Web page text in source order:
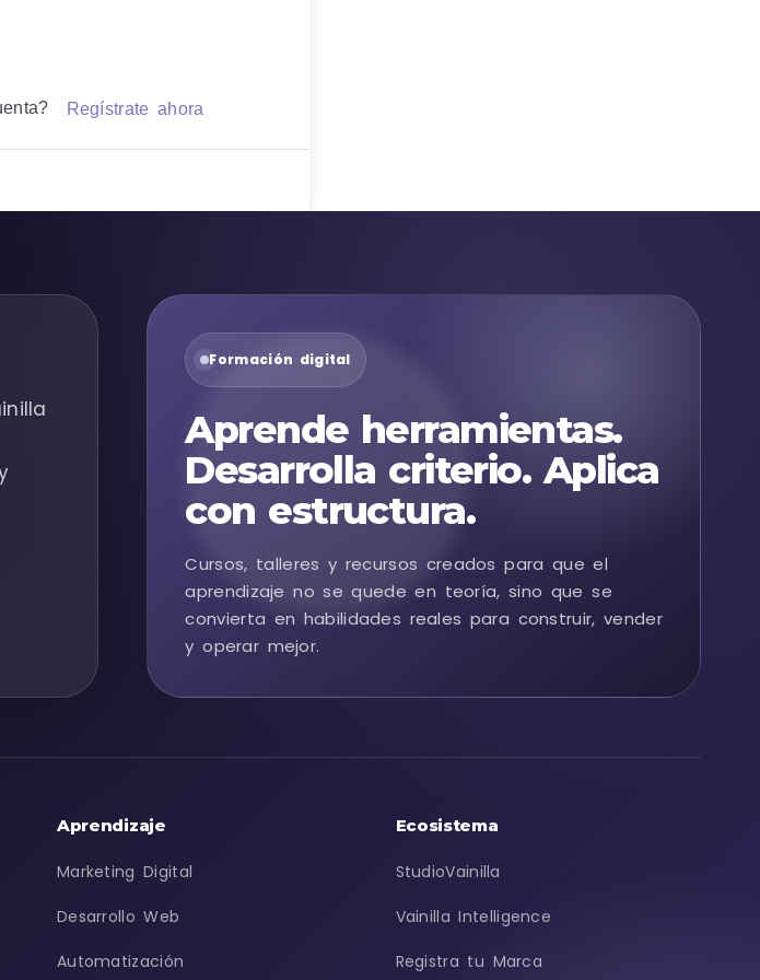
Regístrate ahora
Formación digital
Aprende herramientas.
Desarrolla criterio. Aplica
con estructura.
Cursos, talleres y recursos creados para que el
aprendizaje no se quede en teoría, sino que se
convierta en habilidades reales para construir, vender
y operar mejor.
Aprendizaje
Marketing Digital
Desarrollo Web
Automatización
Ecosistema
StudioVainilla
Vainilla Intelligence
Registra tu Marca